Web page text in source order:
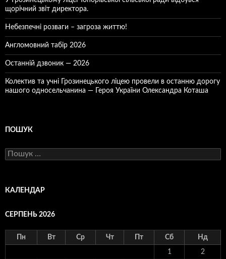
щорічний звіт директора.
Небезпечні розваги – загроза життю!
Англомовний табір 2026
Останній дзвоник — 2026
Колектив та учні Грозинецького ліцею провели в останню дорогу
нашого односельчанина — Героя України Олександра Коташа
ПОШУК
Пошук:
КАЛЕНДАР
СЕРПЕНЬ 2026
Пн Вт Ср Чт Пт Сб Нд
1 2